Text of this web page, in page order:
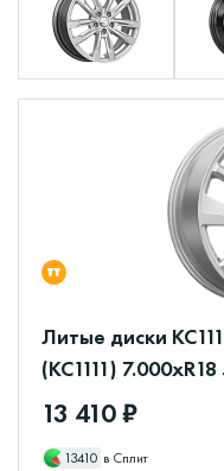
Литые диски
(КС1111)
13 410 ₽
13410 в Сплит